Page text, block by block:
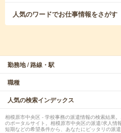
人気のワードでお仕事情報をさがす
勤務地 / 路線・駅
職種
人気の検索インデックス
相模原市中央区 - 学校事務の派遣情報の検索結果
のポータルサイト。相模原市中央区の派遣/求人情
短期などの希望条件から、あなたにピッタリの派